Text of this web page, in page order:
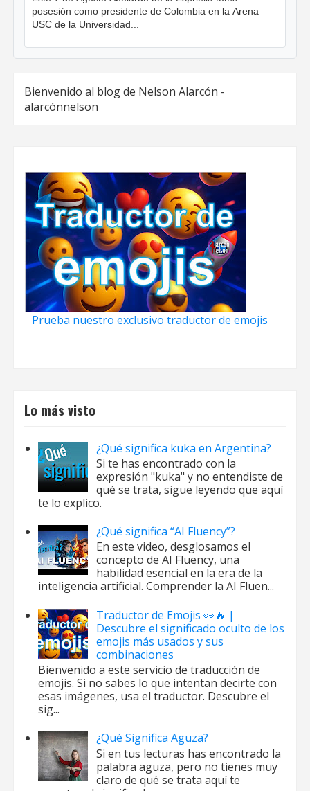
posesión como presidente de Colombia en la Arena
USC de la Universidad...
Bienvenido al blog de Nelson Alarcón -
alarcónnelson
Prueba nuestro exclusivo traductor de emojis
Lo más visto
¿Qué significa kuka en Argentina?
Si te has encontrado con la
expresión "kuka" y no entendiste de
qué se trata, sigue leyendo que aquí
te lo explico.
¿Qué significa “AI Fluency”?
En este video, desglosamos el
concepto de AI Fluency, una
habilidad esencial en la era de la
inteligencia artificial. Comprender la AI Fluen...
Traductor de Emojis 👀🔥 |
Descubre el significado oculto de los
emojis más usados y sus
combinaciones
Bienvenido a este servicio de traducción de
emojis. Si no sabes lo que intentan decirte con
esas imágenes, usa el traductor. Descubre el
sig...
¿Qué Significa Aguza?
Si en tus lecturas has encontrado la
palabra aguza, pero no tienes muy
claro de qué se trata aquí te